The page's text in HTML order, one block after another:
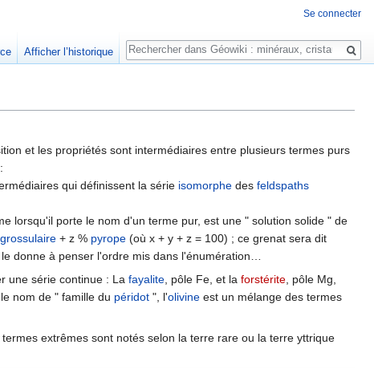
et les propriétés sont intermédiaires entre plusieurs termes purs
qui définissent la série isomorphe des feldspaths
lorsqu'il porte le nom d'un terme pur, est une " solution solide " de
grossulaire + z % pyrope (où x + y + z = 100) ; ce grenat sera dit
donne à penser l'ordre mis dans l'énumération…
une série continue : La fayalite , pôle Fe, et la forstérite , pôle Mg,
le nom de " famille du péridot ", l'olivine est un mélange des termes
extrêmes sont notés selon la terre rare ou la terre yttrique
Se connecter
Afficher l’historique
Rechercher